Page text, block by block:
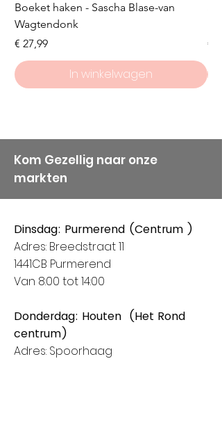
Boeket haken - Sascha Blase-van
Wagtendonk
Prijs
€ 27,99
In winkelwagen
Prijs
€
Kom Gezellig naar onze
markten
Dinsdag: Purmerend (Centrum )
Adres: Breedstraat 11
1441CB Purmerend
Van 8:00 tot 14:00
Donderdag: Houten (Het Rond
centrum)
Adres: Spoorhaag